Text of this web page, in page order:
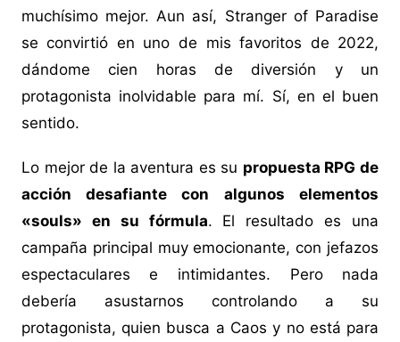
muchísimo mejor. Aun así, Stranger of Paradise
se convirtió en uno de mis favoritos de 2022,
dándome cien horas de diversión y un
protagonista inolvidable para mí. Sí, en el buen
sentido.
Lo mejor de la aventura es su propuesta RPG de
acción desafiante con algunos elementos
«souls» en su fórmula. El resultado es una
campaña principal muy emocionante, con jefazos
espectaculares e intimidantes. Pero nada
debería asustarnos controlando a su
protagonista, quien busca a Caos y no está para